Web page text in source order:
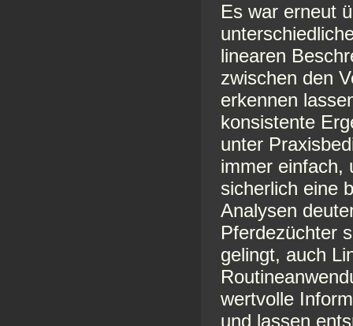
Es war erneut
linearen
zwischen den
erkennen
konsistente
unter
immer einfach,
sicherlich eine
Analysen
Pferdezüchter
gelingt, auch
wertvolle
und lassen